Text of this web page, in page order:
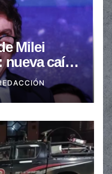
Milei
caída
no